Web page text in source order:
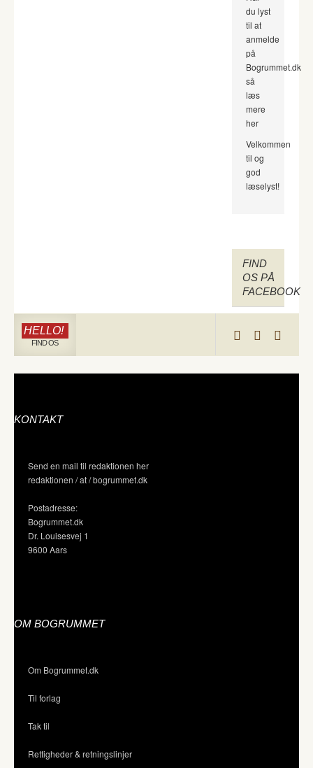
du lyst
til at
anmelde
på
Bogrummet.dk
så
læs
mere
her
Velkommen
til og
god
læselyst!
FIND
OS PÅ
FACEBOOK
HELLO!
FIND OS
KONTAKT
Send en mail til redaktionen her
redaktionen / at / bogrummet.dk
Postadresse:
Bogrummet.dk
Dr. Louisesvej 1
9600 Aars
OM BOGRUMMET
Om Bogrummet.dk
Til forlag
Tak til
Rettigheder & retningslinjer